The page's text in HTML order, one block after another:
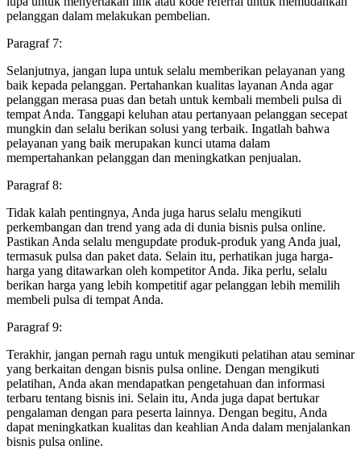
pelanggan dalam melakukan pembelian.
Paragraf 7:
Selanjutnya, jangan lupa untuk selalu memberikan pelayanan yang
baik kepada pelanggan. Pertahankan kualitas layanan Anda agar
pelanggan merasa puas dan betah untuk kembali membeli pulsa di
tempat Anda. Tanggapi keluhan atau pertanyaan pelanggan secepat
mungkin dan selalu berikan solusi yang terbaik. Ingatlah bahwa
pelayanan yang baik merupakan kunci utama dalam
mempertahankan pelanggan dan meningkatkan penjualan.
Paragraf 8:
Tidak kalah pentingnya, Anda juga harus selalu mengikuti
perkembangan dan trend yang ada di dunia bisnis pulsa online.
Pastikan Anda selalu mengupdate produk-produk yang Anda jual,
termasuk pulsa dan paket data. Selain itu, perhatikan juga harga-
harga yang ditawarkan oleh kompetitor Anda. Jika perlu, selalu
berikan harga yang lebih kompetitif agar pelanggan lebih memilih
membeli pulsa di tempat Anda.
Paragraf 9:
Terakhir, jangan pernah ragu untuk mengikuti pelatihan atau seminar
yang berkaitan dengan bisnis pulsa online. Dengan mengikuti
pelatihan, Anda akan mendapatkan pengetahuan dan informasi
terbaru tentang bisnis ini. Selain itu, Anda juga dapat bertukar
pengalaman dengan para peserta lainnya. Dengan begitu, Anda
dapat meningkatkan kualitas dan keahlian Anda dalam menjalankan
bisnis pulsa online.